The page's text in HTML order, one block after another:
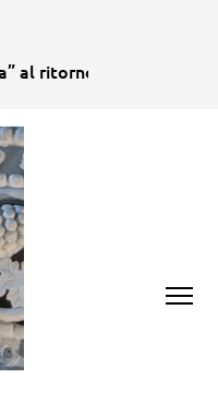
al ritorno della